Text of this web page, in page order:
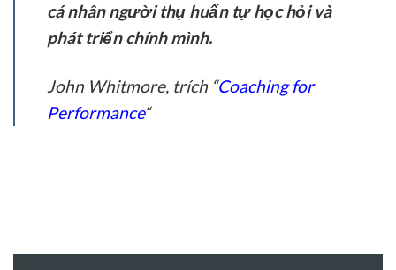
cá nhân người thụ huấn tự học hỏi và
phát triển chính mình.
John Whitmore, trích “Coaching for
Performance“